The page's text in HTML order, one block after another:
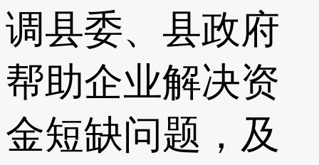
调县委、县政府
帮助企业解决资
金短缺问题，及